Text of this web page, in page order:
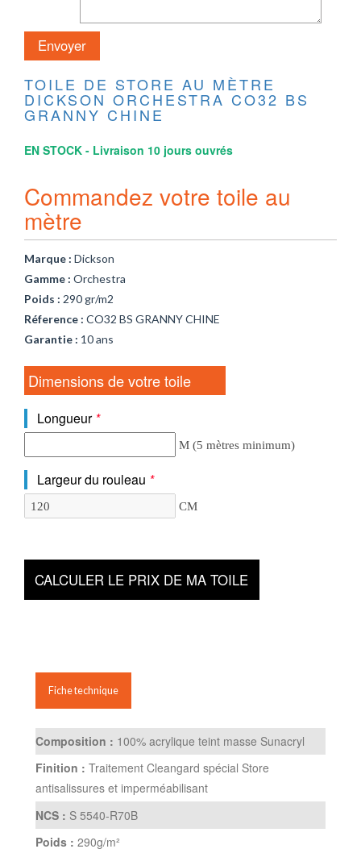
TOILE DE STORE AU MÈTRE
DICKSON ORCHESTRA CO32 BS
GRANNY CHINE
EN STOCK - Livraison 10 jours ouvrés
Commandez votre toile au
mètre
Marque : Dickson
Gamme : Orchestra
Poids : 290 gr/m2
Réference : CO32 BS GRANNY CHINE
Garantie : 10 ans
Dimensions de votre toile
Longueur *
M (5 mètres minimum)
Largeur du rouleau *
CM
CALCULER LE PRIX DE MA TOILE
Fiche technique
Composition : 100% acrylique teint masse Sunacryl
Finition : Traitement Cleangard spécial Store
antisalissures et imperméabilisant
NCS : S 5540-R70B
Poids : 290g/m²